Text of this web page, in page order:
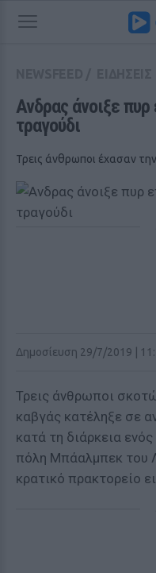
Ανδρας άνοιξε
τραγούδι
Τρεις άνθρωποι έχασαν
Δημοσίευση 29/7/2019 |
Τρεις άνθρωποι
καβγάς κατέληξε σε
κατά τη διάρκεια
πόλη Μπάαλμπεκ του
κρατικό πρακτορείο